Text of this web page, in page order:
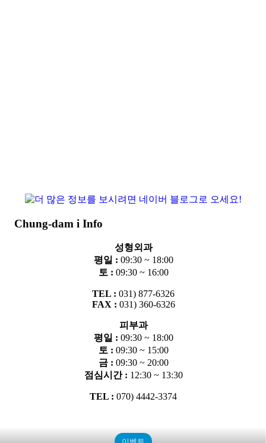
Chung-dam i Info
성형외과
평일 : 09:30 ~ 18:00
토 : 09:30 ~ 16:00
TEL : 031) 877-6326
FAX : 031) 360-6326
피부과
평일 : 09:30 ~ 18:00
토 : 09:30 ~ 15:00
금 : 09:30 ~ 20:00
점심시간 : 12:30 ~ 13:30
TEL : 070) 4442-3374